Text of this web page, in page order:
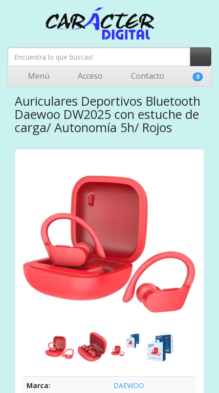
Menú Acceso Contacto 0
Auriculares Deportivos Bluetooth
Daewoo DW2025 con estuche de
carga/ Autonomía 5h/ Rojos
Marca:
DAEWOO